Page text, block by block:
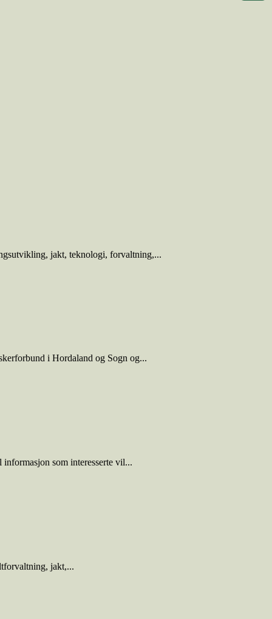
jakt, teknologi, forvaltning,...
i Hordaland og Sogn og...
som interesserte vil...
jakt,...